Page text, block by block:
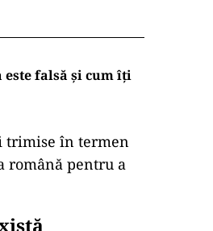
falsă și cum îți
trimise în termen
română pentru a